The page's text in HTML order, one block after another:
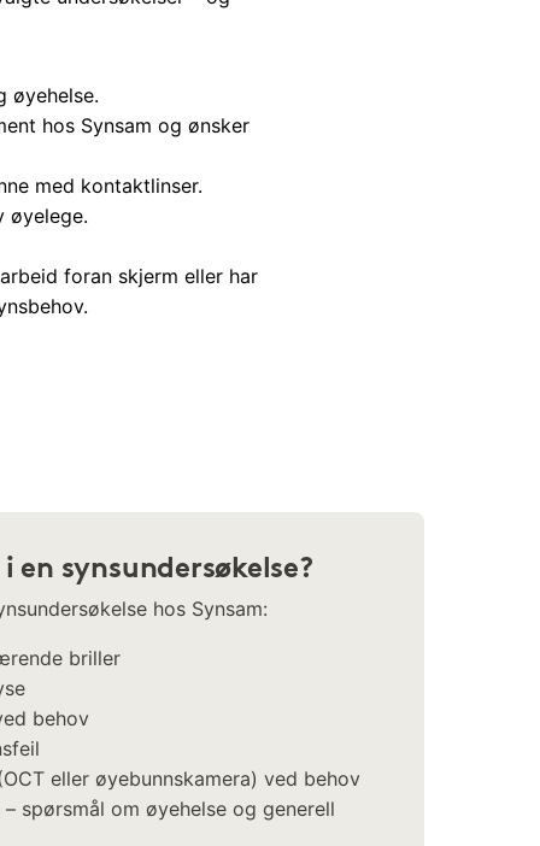
øyehelse.
hos Synsam og ønsker
med kontaktlinser.
øyelege.
foran skjerm eller har
synsundersøkelse?
hos Synsam:
briller
behov
eller øyebunnskamera) ved behov
– spørsmål om øyehelse og generell